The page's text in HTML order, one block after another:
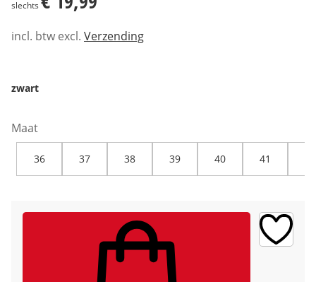
slechts
incl. btw excl. Verzending
zwart
Maat
36 37 38 39 40 41